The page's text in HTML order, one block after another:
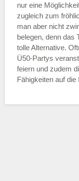
nur eine
zugleich zum
man aber nicht
belegen, denn das
tolle Alternative.
Ü50-Partys
feiern und zudem
Fähigkeiten auf die